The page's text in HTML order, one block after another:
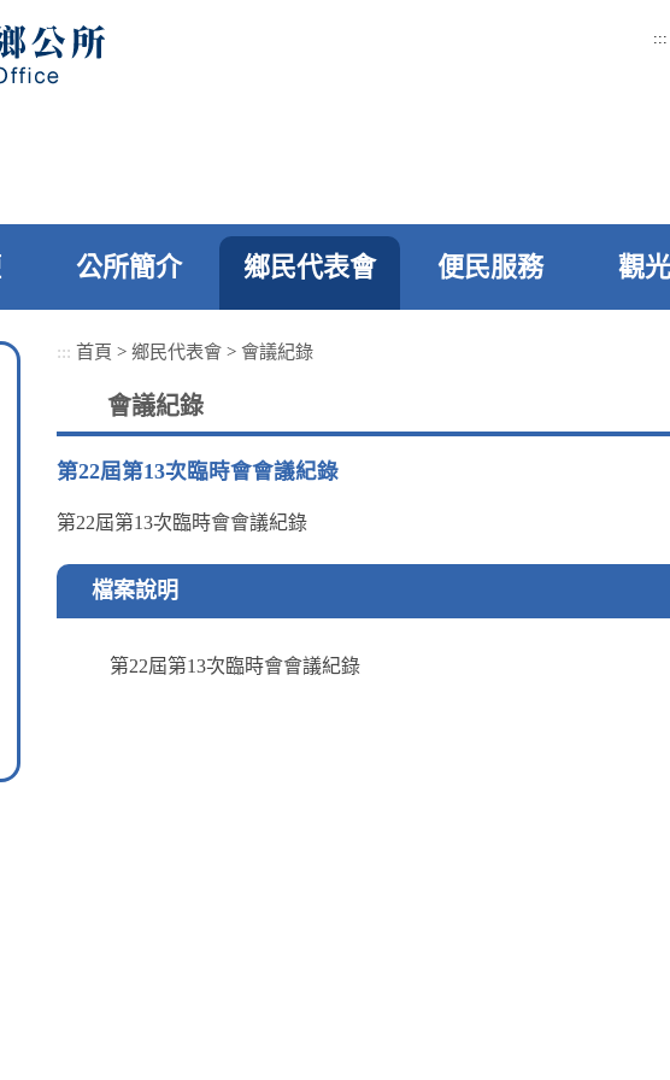
:::
公所簡介 鄉民代表會 便民服務 觀
::: 首頁 > 鄉民代表會 > 會議紀錄
會議紀錄
第22屆第13次臨時會會議紀錄
第22屆第13次臨時會會議紀錄
檔案說明
第22屆第13次臨時會會議紀錄